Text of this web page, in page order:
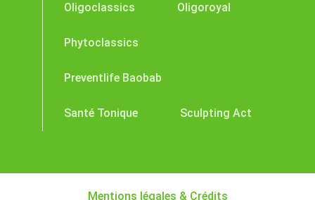
Oligoclassics Oligoroyal
Phytoclassics
Preventlife Baobab
Santé Tonique Sculpting Act
Mentions légales & Crédits